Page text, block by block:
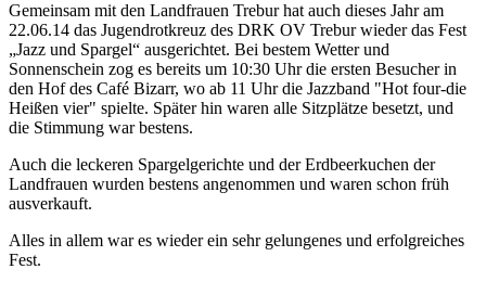
Gemeinsam mit den Landfrauen Trebur hat auch dieses Jahr am
22.06.14 das Jugendrotkreuz des DRK OV Trebur wieder das Fest
„Jazz und Spargel“ ausgerichtet. Bei bestem Wetter und
Sonnenschein zog es bereits um 10:30 Uhr die ersten Besucher in
den Hof des Café Bizarr, wo ab 11 Uhr die Jazzband "Hot four-die
Heißen vier" spielte. Später hin waren alle Sitzplätze besetzt, und
die Stimmung war bestens.
Auch die leckeren Spargelgerichte und der Erdbeerkuchen der
Landfrauen wurden bestens angenommen und waren schon früh
ausverkauft.
Alles in allem war es wieder ein sehr gelungenes und erfolgreiches
Fest.